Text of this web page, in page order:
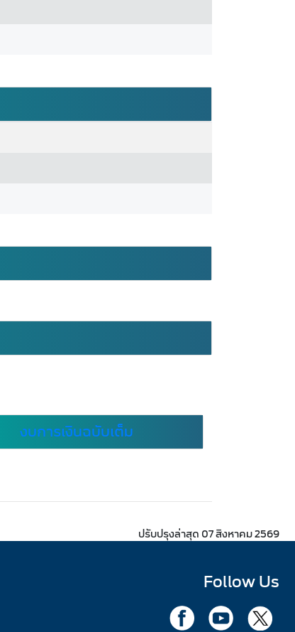
งบการเงินฉบับเต็ม
ปรับปรุงล่าสุด 07 สิงหาคม 2569
Follow Us